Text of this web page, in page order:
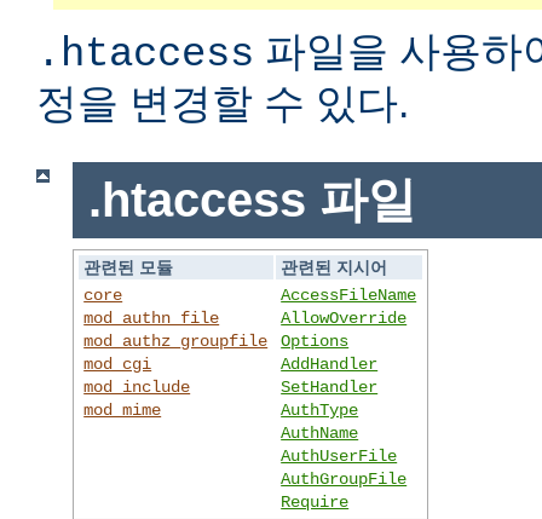
.htaccess 파일을 사용하
정을 변경할 수 있다.
.htaccess 파일
관련된 모듈
관련된 지시어
core
mod_authn_file
mod_authz_groupfile
mod_cgi
mod_include
mod_mime
AccessFileName
AllowOverride
Options
AddHandler
SetHandler
AuthType
AuthName
AuthUserFile
AuthGroupFile
Require